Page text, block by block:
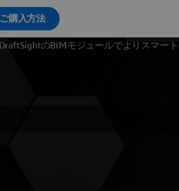
DraftSightのBIMモジュールでよりスマー